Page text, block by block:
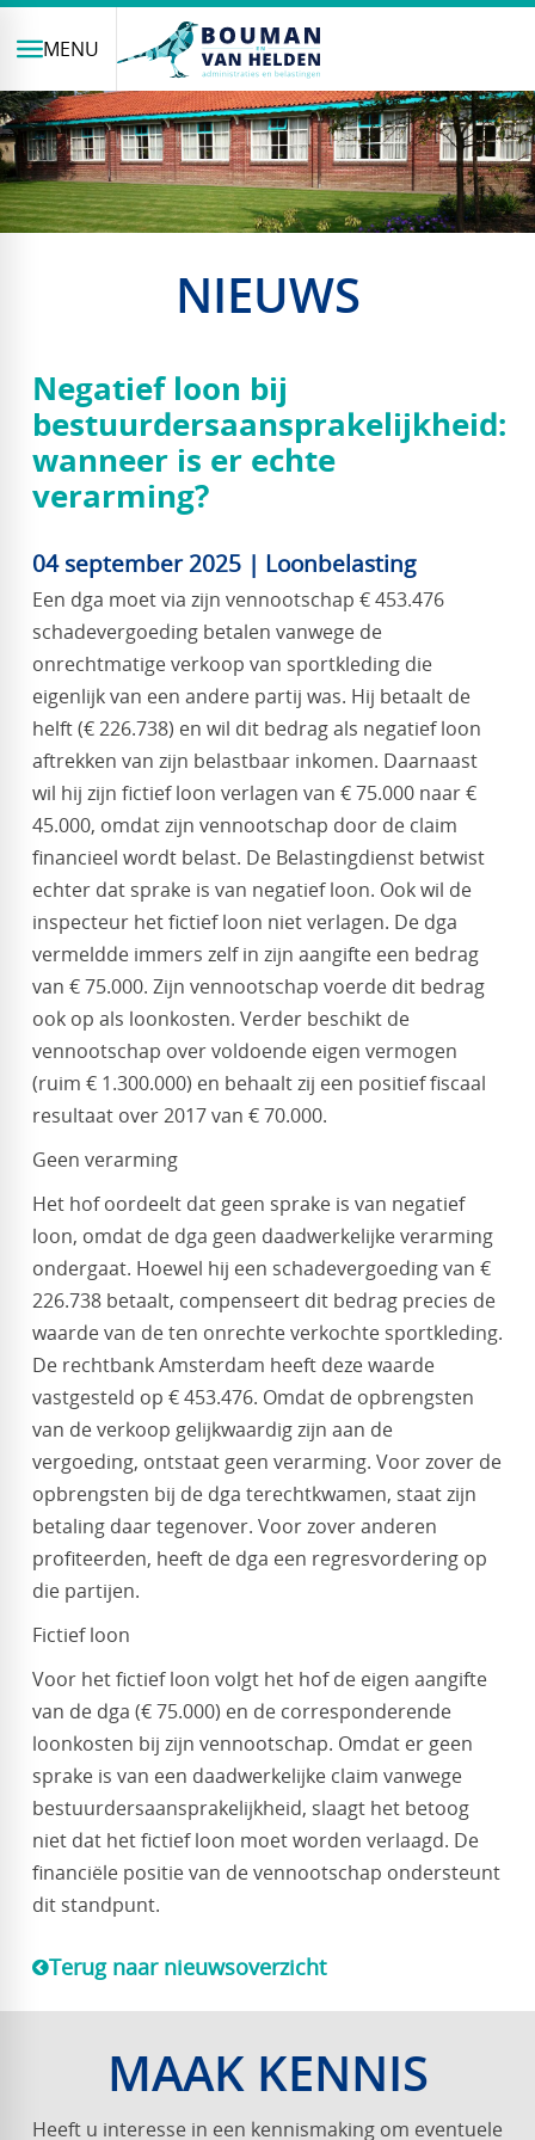
MENU
NIEUWS
Negatief loon bij
bestuurdersaansprakelijkheid:
wanneer is er echte
verarming?
04 september 2025 | Loonbelasting
Een dga moet via zijn vennootschap € 453.476
schadevergoeding betalen vanwege de
onrechtmatige verkoop van sportkleding die
eigenlijk van een andere partij was. Hij betaalt de
helft (€ 226.738) en wil dit bedrag als negatief loon
aftrekken van zijn belastbaar inkomen. Daarnaast
wil hij zijn fictief loon verlagen van € 75.000 naar €
45.000, omdat zijn vennootschap door de claim
financieel wordt belast. De Belastingdienst betwist
echter dat sprake is van negatief loon. Ook wil de
inspecteur het fictief loon niet verlagen. De dga
vermeldde immers zelf in zijn aangifte een bedrag
van € 75.000. Zijn vennootschap voerde dit bedrag
ook op als loonkosten. Verder beschikt de
vennootschap over voldoende eigen vermogen
(ruim € 1.300.000) en behaalt zij een positief fiscaal
resultaat over 2017 van € 70.000.
Geen verarming
Het hof oordeelt dat geen sprake is van negatief
loon, omdat de dga geen daadwerkelijke verarming
ondergaat. Hoewel hij een schadevergoeding van €
226.738 betaalt, compenseert dit bedrag precies de
waarde van de ten onrechte verkochte sportkleding.
De rechtbank Amsterdam heeft deze waarde
vastgesteld op € 453.476. Omdat de opbrengsten
van de verkoop gelijkwaardig zijn aan de
vergoeding, ontstaat geen verarming. Voor zover de
opbrengsten bij de dga terechtkwamen, staat zijn
betaling daar tegenover. Voor zover anderen
profiteerden, heeft de dga een regresvordering op
die partijen.
Fictief loon
Voor het fictief loon volgt het hof de eigen aangifte
van de dga (€ 75.000) en de corresponderende
loonkosten bij zijn vennootschap. Omdat er geen
sprake is van een daadwerkelijke claim vanwege
bestuurdersaansprakelijkheid, slaagt het betoog
niet dat het fictief loon moet worden verlaagd. De
financiële positie van de vennootschap ondersteunt
dit standpunt.
Terug naar nieuwsoverzicht
MAAK KENNIS
Heeft u interesse in een kennismaking om eventuele